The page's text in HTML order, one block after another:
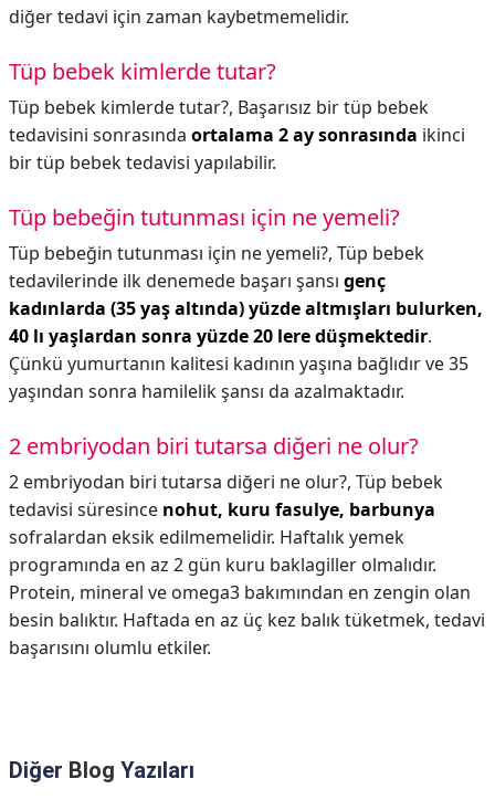
diğer tedavi için zaman kaybetmemelidir.
Tüp bebek kimlerde tutar?
Tüp bebek kimlerde tutar?, Başarısız bir tüp bebek
tedavisini sonrasında ortalama 2 ay sonrasında ikinci
bir tüp bebek tedavisi yapılabilir.
Tüp bebeğin tutunması için ne yemeli?
Tüp bebeğin tutunması için ne yemeli?, Tüp bebek
tedavilerinde ilk denemede başarı şansı genç
kadınlarda (35 yaş altında) yüzde altmışları bulurken,
40 lı yaşlardan sonra yüzde 20 lere düşmektedir.
Çünkü yumurtanın kalitesi kadının yaşına bağlıdır ve 35
yaşından sonra hamilelik şansı da azalmaktadır.
2 embriyodan biri tutarsa diğeri ne olur?
2 embriyodan biri tutarsa diğeri ne olur?, Tüp bebek
tedavisi süresince nohut, kuru fasulye, barbunya
sofralardan eksik edilmemelidir. Haftalık yemek
programında en az 2 gün kuru baklagiller olmalıdır.
Protein, mineral ve omega3 bakımından en zengin olan
besin balıktır. Haftada en az üç kez balık tüketmek, tedavi
başarısını olumlu etkiler.
Diğer Blog Yazıları